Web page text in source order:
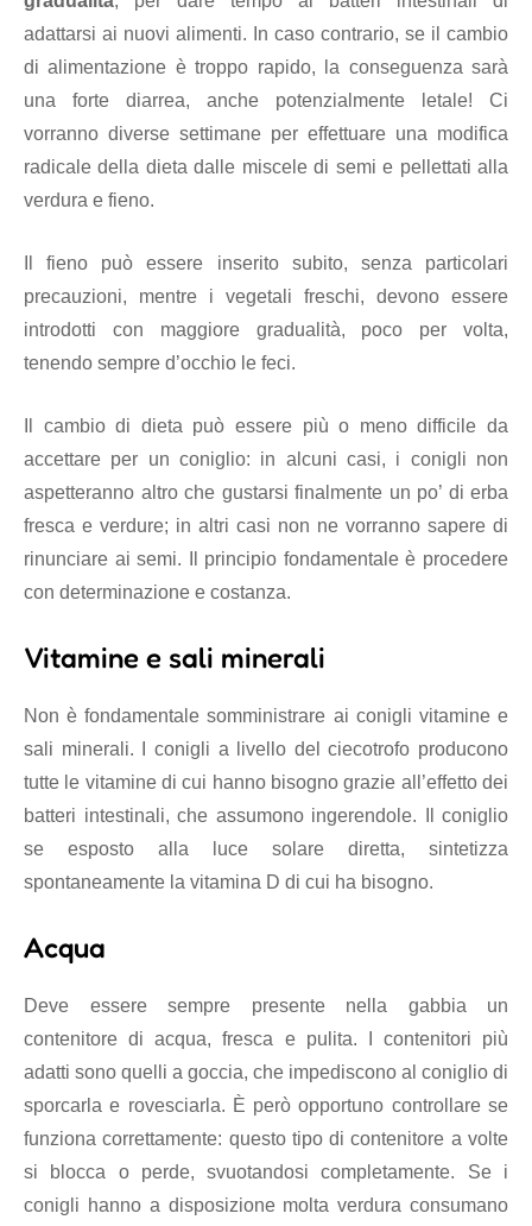
adattarsi ai nuovi alimenti. In caso contrario, se il cambio
di alimentazione è troppo rapido, la conseguenza sarà
una forte diarrea, anche potenzialmente letale! Ci
vorranno diverse settimane per effettuare una modifica
radicale della dieta dalle miscele di semi e pellettati alla
verdura e fieno.
Il fieno può essere inserito subito, senza particolari
precauzioni, mentre i vegetali freschi, devono essere
introdotti con maggiore gradualità, poco per volta,
tenendo sempre d’occhio le feci.
Il cambio di dieta può essere più o meno difficile da
accettare per un coniglio: in alcuni casi, i conigli non
aspetteranno altro che gustarsi finalmente un po’ di erba
fresca e verdure; in altri casi non ne vorranno sapere di
rinunciare ai semi. Il principio fondamentale è procedere
con determinazione e costanza.
Vitamine e sali minerali
Non è fondamentale somministrare ai conigli vitamine e
sali minerali. I conigli a livello del ciecotrofo producono
tutte le vitamine di cui hanno bisogno grazie all’effetto dei
batteri intestinali, che assumono ingerendole. Il coniglio
se esposto alla luce solare diretta, sintetizza
spontaneamente la vitamina D di cui ha bisogno.
Acqua
Deve essere sempre presente nella gabbia un
contenitore di acqua, fresca e pulita. I contenitori più
adatti sono quelli a goccia, che impediscono al coniglio di
sporcarla e rovesciarla. È però opportuno controllare se
funziona correttamente: questo tipo di contenitore a volte
si blocca o perde, svuotandosi completamente. Se i
conigli hanno a disposizione molta verdura consumano